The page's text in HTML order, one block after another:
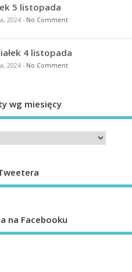
5 listopada
2024- No Comment
4 listopada
2024- No Comment
wg miesięcy
na Facebooku